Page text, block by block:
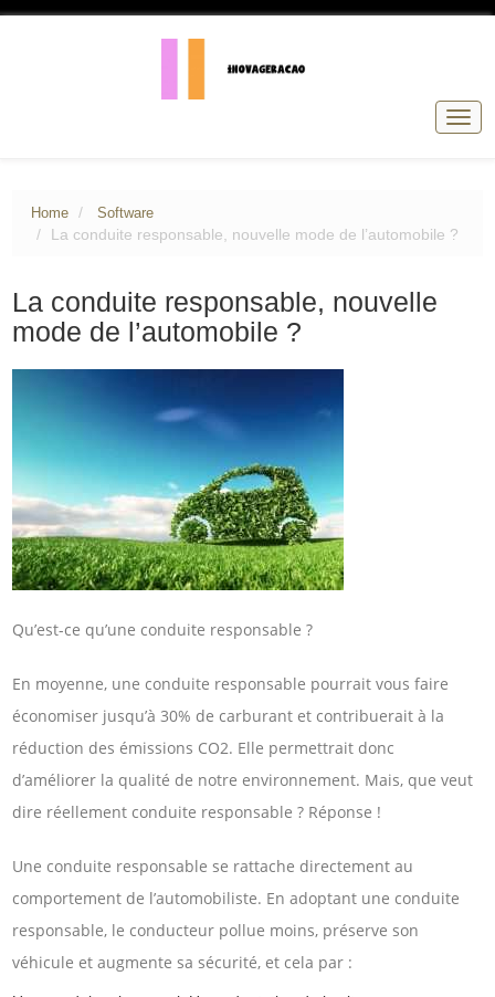
Home Software
La conduite responsable, nouvelle mode de l’automobile ?
La conduite responsable, nouvelle
mode de l’automobile ?
Qu’est-ce qu’une conduite responsable ?
En moyenne, une conduite responsable pourrait vous faire
économiser jusqu’à 30% de carburant et contribuerait à la
réduction des émissions CO2. Elle permettrait donc
d’améliorer la qualité de notre environnement. Mais, que veut
dire réellement conduite responsable ? Réponse !
Une conduite responsable se rattache directement au
comportement de l’automobiliste. En adoptant une conduite
responsable, le conducteur pollue moins, préserve son
véhicule et augmente sa sécurité, et cela par :